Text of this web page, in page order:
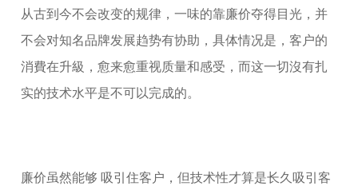
从古到今不会改变的规律，一味的靠廉价夺得目光，并
不会对知名品牌发展趋势有协助，具体情况是，客户的
消費在升級，愈来愈重视质量和感受，而这一切沒有扎
实的技术水平是不可以完成的。
廉价虽然能够 吸引住客户，但技术性才算是长久吸引客